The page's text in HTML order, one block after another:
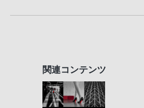
関連コンテンツ